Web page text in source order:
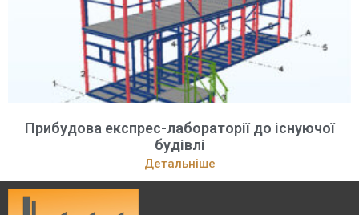
Прибудова експрес-лабораторії до існуючої
будівлі
Детальніше